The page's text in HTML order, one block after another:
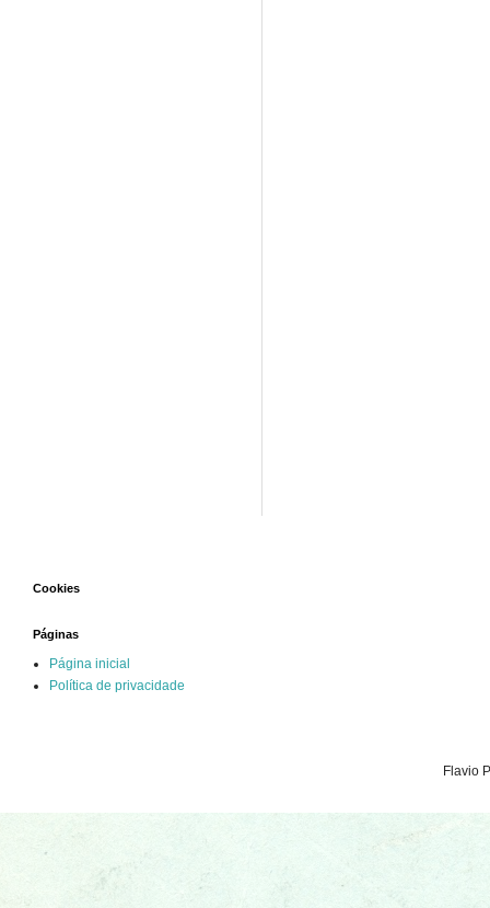
Cookies
Páginas
Página inicial
Política de privacidade
Flavio